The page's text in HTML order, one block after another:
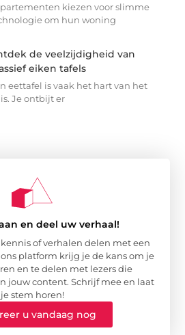
kiezen voor slimme
om hun woning
de veelzijdigheid van
eiken tafels
eettafel is vaak het hart van het
Je ontbijt er
en deel uw verhaal!
of verhalen delen met een
platform krijg je de kans om je
en te delen met lezers die
jouw content. Schrijf mee en laat
je stem horen!
u vandaag nog